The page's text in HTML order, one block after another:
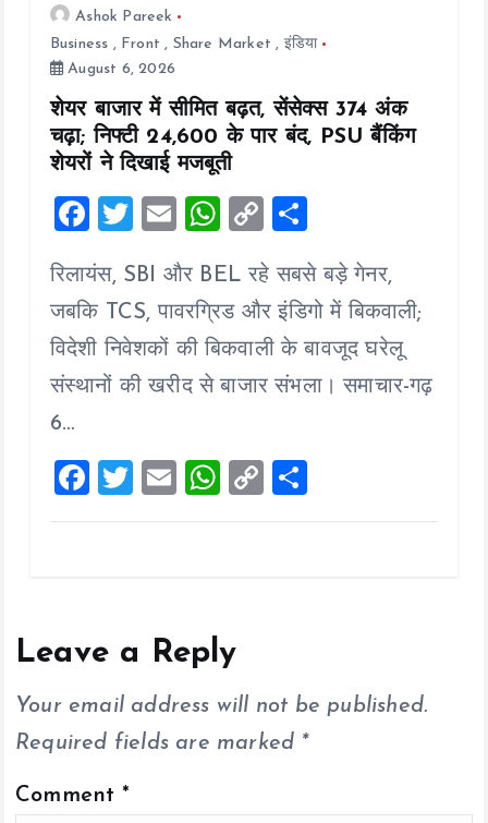
Ashok Pareek
Business , Front , Share Market , इंडिया
August 6, 2026
शेयर बाजार में सीमित बढ़त, सेंसेक्स 374 अंक
चढ़ा; निफ्टी 24,600 के पार बंद, PSU बैंकिंग
शेयरों ने दिखाई मजबूती
F
ce
b
o
o
T
tt
er
E
ai
l
W
at
s
A
p
C
p
y
Li
n
a
re
रिलायंस, SBI और BEL रहे सबसे बड़े गेनर,
जबकि TCS, पावरग्रिड और इंडिगो में बिकवाली;
विदेशी निवेशकों की बिकवाली के बावजूद घरेलू
संस्थानों की खरीद से बाजार संभला। समाचार-गढ़
6…
F
a
o
T
wi
E
m
W
h
p
p
C
o
h
Leave a Reply
Your email address will not be published.
Required fields are marked *
Comment *